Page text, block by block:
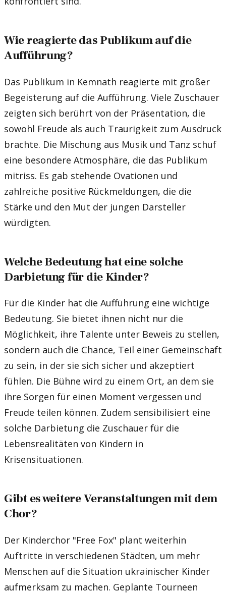
Wie reagierte das Publikum auf die
Aufführung?
Das Publikum in Kemnath reagierte mit großer
Begeisterung auf die Aufführung. Viele Zuschauer
zeigten sich berührt von der Präsentation, die
sowohl Freude als auch Traurigkeit zum Ausdruck
brachte. Die Mischung aus Musik und Tanz schuf
eine besondere Atmosphäre, die das Publikum
mitriss. Es gab stehende Ovationen und
zahlreiche positive Rückmeldungen, die die
Stärke und den Mut der jungen Darsteller
würdigten.
Welche Bedeutung hat eine solche
Darbietung für die Kinder?
Für die Kinder hat die Aufführung eine wichtige
Bedeutung. Sie bietet ihnen nicht nur die
Möglichkeit, ihre Talente unter Beweis zu stellen,
sondern auch die Chance, Teil einer Gemeinschaft
zu sein, in der sie sich sicher und akzeptiert
fühlen. Die Bühne wird zu einem Ort, an dem sie
ihre Sorgen für einen Moment vergessen und
Freude teilen können. Zudem sensibilisiert eine
solche Darbietung die Zuschauer für die
Lebensrealitäten von Kindern in
Krisensituationen.
Gibt es weitere Veranstaltungen mit dem
Chor?
Der Kinderchor "Free Fox" plant weiterhin
Auftritte in verschiedenen Städten, um mehr
Menschen auf die Situation ukrainischer Kinder
aufmerksam zu machen. Geplante Tourneen